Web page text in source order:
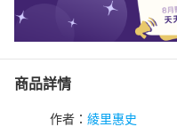
商品詳情
作者： 綾里惠史